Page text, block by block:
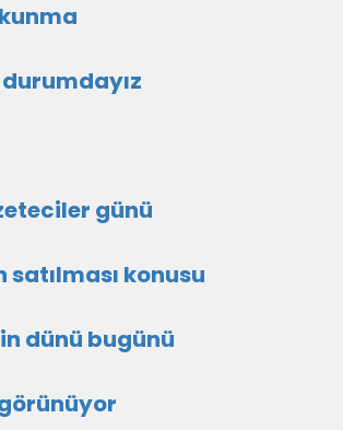
günü
satılması konusu
dünü bugünü